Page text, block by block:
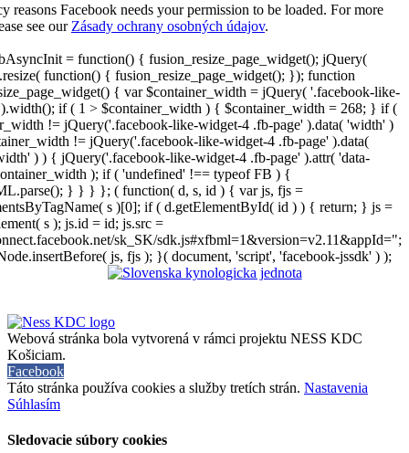
reasons Facebook needs your permission to be loaded. For more
see our Zásady ochrany osobných údajov.
= function() { fusion_resize_page_widget(); jQuery(
function() { fusion_resize_page_widget(); }); function
{ var $container_width = jQuery( '.facebook-like-
if ( 1 > $container_width ) { $container_width = 268; } if (
!= jQuery('.facebook-like-widget-4 .fb-page' ).data( 'width' )
!= jQuery('.facebook-like-widget-4 .fb-page' ).data(
) ) { jQuery('.facebook-like-widget-4 .fb-page' ).attr( 'data-
); if ( 'undefined' !== typeof FB ) {
} } } }; ( function( d, s, id ) { var js, fjs =
s )[0]; if ( d.getElementById( id ) ) { return; } js =
s ); js.id = id; js.src =
sk_SK/sdk.js#xfbml=1&version=v2.11&appId=";
js, fjs ); }( document, 'script', 'facebook-jssdk' ) );
Webová stránka bola vytvorená v rámci projektu NESS KDC
Košiciam.
Facebook
Táto stránka používa cookies a služby tretích strán. Nastavenia
Súhlasím
Sledovacie súbory cookies